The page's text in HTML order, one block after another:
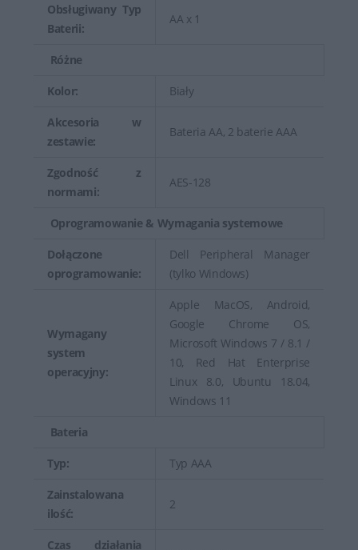
Obsługiwany Typ
Baterii:
AA x 1
Różne
Kolor: Biały
Akcesoria w
zestawie:
Bateria AA, 2 baterie AAA
Zgodność z
normami:
AES-128
Oprogramowanie & Wymagania systemowe
Dołączone
oprogramowanie:
Dell Peripheral Manager
(tylko Windows)
Wymagany
system
operacyjny:
Apple MacOS, Android,
Google Chrome OS,
Microsoft Windows 7 / 8.1 /
10, Red Hat Enterprise
Linux 8.0, Ubuntu 18.04,
Windows 11
Bateria
Typ: Typ AAA
Zainstalowana
ilość:
2
Czas działania